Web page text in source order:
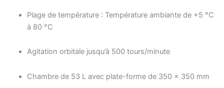
Plage de température : Température ambiante de +5 °C
à 80 °C
Agitation orbitale jusqu’à 500 tours/minute
Chambre de 53 L avec plate-forme de 350 × 350 mm